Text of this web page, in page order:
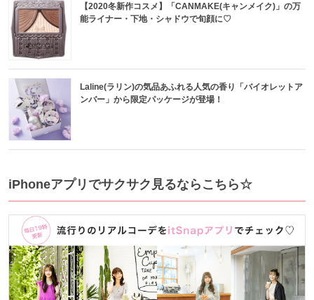
【2020冬新作コスメ】「CANMAKE(キャンメイク)」の万
能ライナー・下地・シャドウで旬顔に♡
Laline(ラリン)の気品あふれる人気の香り「バイオレットア
ンバー」から限定パッケージが登場！
iPhoneアプリでサクサク見るならこちら☆